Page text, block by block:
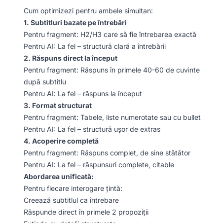
Cum optimizezi pentru ambele simultan:
1. Subtitluri bazate pe întrebări
Pentru fragment: H2/H3 care să fie întrebarea exactă
Pentru AI: La fel – structură clară a întrebării
2. Răspuns direct la început
Pentru fragment: Răspuns în primele 40-60 de cuvinte
după subtitlu
Pentru AI: La fel – răspuns la început
3. Format structurat
Pentru fragment: Tabele, liste numerotate sau cu bullet
Pentru AI: La fel – structură ușor de extras
4. Acoperire completă
Pentru fragment: Răspuns complet, de sine stătător
Pentru AI: La fel – răspunsuri complete, citable
Abordarea unificată:
Pentru fiecare interogare țintă:
Creează subtitlul ca întrebare
Răspunde direct în primele 2 propoziții